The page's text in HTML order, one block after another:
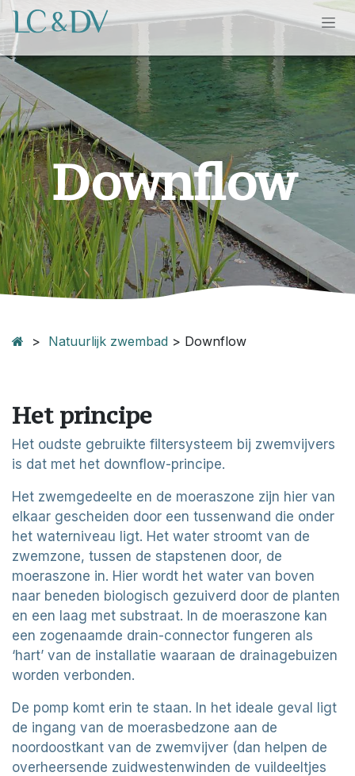
Overslaan naar inhoud
Downflow
> Natuurlijk zwembad > Downflow
Het principe
Het oudste gebruikte filtersysteem bij zwemvijvers
is dat met het downflow-principe.
Het zwemgedeelte en de moeraszone zijn hier van
elkaar gescheiden door een tussenwand die onder
het waterniveau ligt. Het water stroomt van de
zwemzone, tussen de stapstenen door, de
moeraszone in. Hier wordt het water van boven
naar beneden biologisch gezuiverd door de planten
en een laag met substraat. In de moeraszone kan
een zogenaamde drain-connector fungeren als
‘hart’ van de installatie waaraan de drainagebuizen
worden verbonden.
De pomp komt erin te staan. In het ideale geval ligt
de ingang van de moerasbedzone aan de
noordoostkant van de zwemvijver (dan helpen de
overheersende zuidwestenwinden de vuildeeltjes